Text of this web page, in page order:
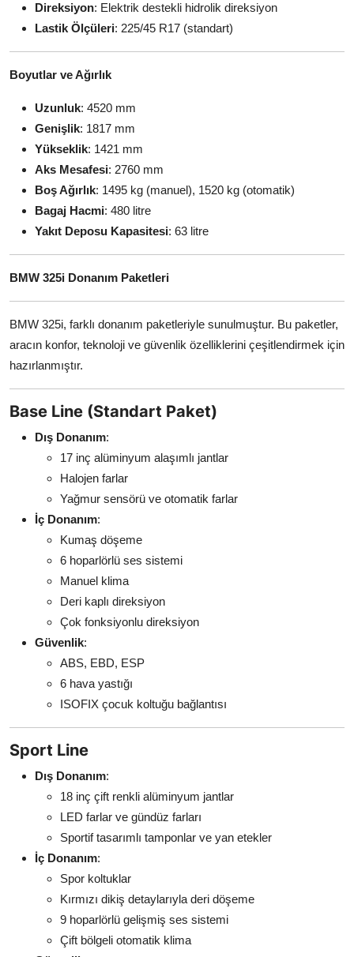
Direksiyon: Elektrik destekli hidrolik direksiyon
Lastik Ölçüleri: 225/45 R17 (standart)
Boyutlar ve Ağırlık
Uzunluk: 4520 mm
Genişlik: 1817 mm
Yükseklik: 1421 mm
Aks Mesafesi: 2760 mm
Boş Ağırlık: 1495 kg (manuel), 1520 kg (otomatik)
Bagaj Hacmi: 480 litre
Yakıt Deposu Kapasitesi: 63 litre
BMW 325i Donanım Paketleri
BMW 325i, farklı donanım paketleriyle sunulmuştur. Bu paketler,
aracın konfor, teknoloji ve güvenlik özelliklerini çeşitlendirmek için
hazırlanmıştır.
Base Line (Standart Paket)
Dış Donanım:
17 inç alüminyum alaşımlı jantlar
Halojen farlar
Yağmur sensörü ve otomatik farlar
İç Donanım:
Kumaş döşeme
6 hoparlörlü ses sistemi
Manuel klima
Deri kaplı direksiyon
Çok fonksiyonlu direksiyon
Güvenlik:
ABS, EBD, ESP
6 hava yastığı
ISOFIX çocuk koltuğu bağlantısı
Sport Line
Dış Donanım:
18 inç çift renkli alüminyum jantlar
LED farlar ve gündüz farları
Sportif tasarımlı tamponlar ve yan etekler
İç Donanım:
Spor koltuklar
Kırmızı dikiş detaylarıyla deri döşeme
9 hoparlörlü gelişmiş ses sistemi
Çift bölgeli otomatik klima